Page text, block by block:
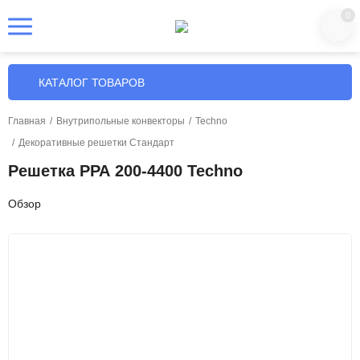
0
КАТАЛОГ ТОВАРОВ
Главная / Внутрипольные конвекторы / Techno
/ Декоративные решетки Стандарт
Решетка РРА 200-4400 Techno
Обзор